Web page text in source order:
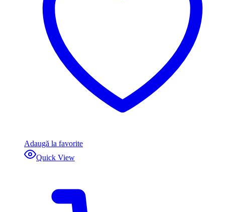
Adaugă la favorite
Quick View